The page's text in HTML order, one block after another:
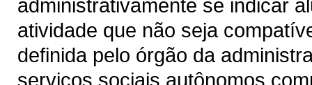
administrativamente se indicar
atividade que não seja
definida pelo órgão da
serviços sociais autônomos